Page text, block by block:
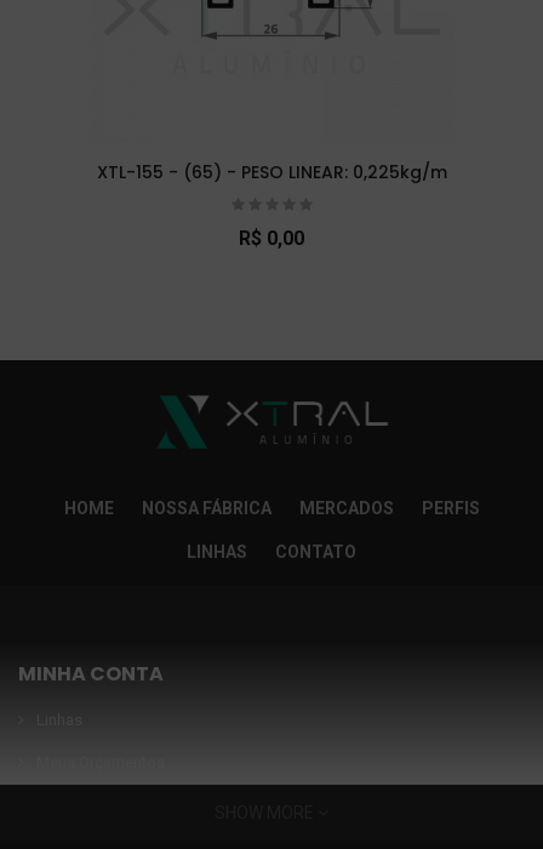
XTL-155 - (65) - PESO LINEAR: 0,225kg/m
R$ 0,00
HOME NOSSA FÁBRICA MERCADOS PERFIS
LINHAS CONTATO
MINHA CONTA